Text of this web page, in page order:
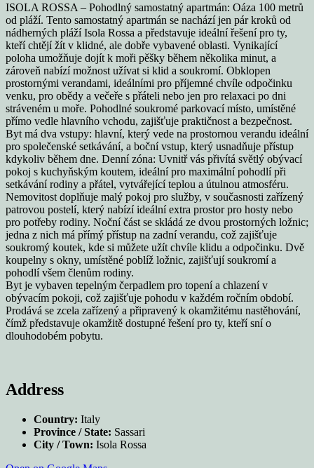
ISOLA ROSSA – Pohodlný samostatný apartmán: Oáza 100 metrů
od pláží. Tento samostatný apartmán se nachází jen pár kroků od
nádherných pláží Isola Rossa a představuje ideální řešení pro ty,
kteří chtějí žít v klidné, ale dobře vybavené oblasti. Vynikající
poloha umožňuje dojít k moři pěšky během několika minut, a
zároveň nabízí možnost užívat si klid a soukromí. Obklopen
prostornými verandami, ideálními pro příjemné chvíle odpočinku
venku, pro obědy a večeře s přáteli nebo jen pro relaxaci po dni
stráveném u moře. Pohodlné soukromé parkovací místo, umístěné
přímo vedle hlavního vchodu, zajišťuje praktičnost a bezpečnost.
Byt má dva vstupy: hlavní, který vede na prostornou verandu ideální
pro společenské setkávání, a boční vstup, který usnadňuje přístup
kdykoliv během dne. Denní zóna: Uvnitř vás přivítá světlý obývací
pokoj s kuchyňským koutem, ideální pro maximální pohodlí při
setkávání rodiny a přátel, vytvářející teplou a útulnou atmosféru.
Nemovitost doplňuje malý pokoj pro služby, v současnosti zařízený
patrovou postelí, který nabízí ideální extra prostor pro hosty nebo
pro potřeby rodiny. Noční část se skládá ze dvou prostorných ložnic;
jedna z nich má přímý přístup na zadní verandu, což zajišťuje
soukromý koutek, kde si můžete užít chvíle klidu a odpočinku. Dvě
koupelny s okny, umístěné poblíž ložnic, zajišťují soukromí a
pohodlí všem členům rodiny.
Byt je vybaven tepelným čerpadlem pro topení a chlazení v
obývacím pokoji, což zajišťuje pohodu v každém ročním období.
Prodává se zcela zařízený a připravený k okamžitému nastěhování,
čímž představuje okamžitě dostupné řešení pro ty, kteří sní o
dlouhodobém pobytu.
Address
Country: Italy
Province / State: Sassari
City / Town: Isola Rossa